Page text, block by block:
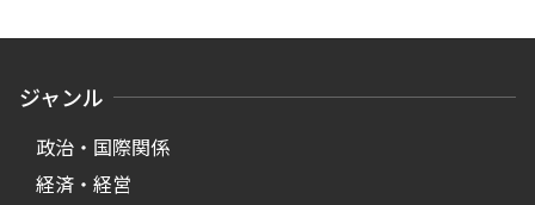
ジャンル
政治・国際関係
経済・経営